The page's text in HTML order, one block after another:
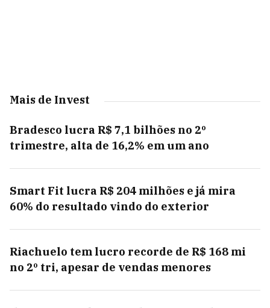
Mais de Invest
Bradesco lucra R$ 7,1 bilhões no 2º
trimestre, alta de 16,2% em um ano
Smart Fit lucra R$ 204 milhões e já mira
60% do resultado vindo do exterior
Riachuelo tem lucro recorde de R$ 168 mi
no 2º tri, apesar de vendas menores